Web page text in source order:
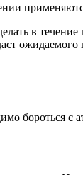
в
с